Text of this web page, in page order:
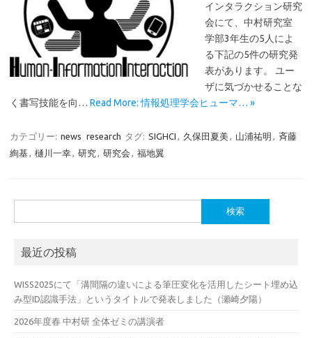
インタラクション研究
会にて、中村研究室
学部3年生の5人によ
る下記の5件の研究発
表があります。 ユー
ザに気づかせることな
く書写技能を向… Read More: 情報処理学会ヒューマ… »
カテゴリー: news research タグ: SIGHCI , 久保田夏美, 山浦祐明 , 斉藤
絢基, 樋川一幸, 研究, 研究会 , 福地翼
索:
最近の投稿
WISS2025にて「溝間隔の違いによる筆圧変化を活用したシート埋め込
み型ID認識手法」というタイトルで発表しました（瀬崎夕陽）
2026年度春 中村研 全体ゼミの講演者